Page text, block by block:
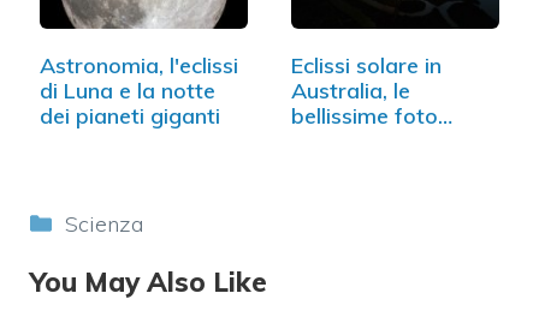
Astronomia, l'eclissi
di Luna e la notte
dei pianeti giganti
Eclissi solare in
Australia, le
bellissime foto
Categorie
Scienza
You May Also Like